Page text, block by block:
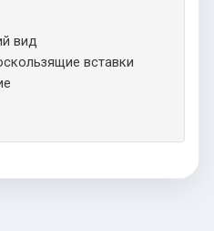
вид
вставки